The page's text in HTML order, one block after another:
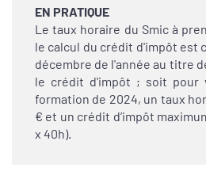
EN PRATIQUE
Le taux horaire du Smic à
le calcul du crédit d'impôt est
décembre de l'année au titre
le crédit d'impôt ; soit pour
formation de 2024, un taux
€ et un crédit d’impôt
x 40h).